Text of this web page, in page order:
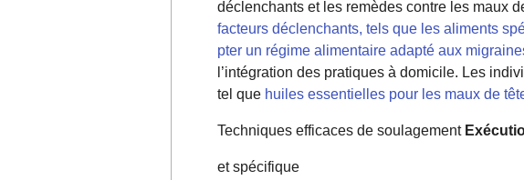
déclenchants et les remèdes contre les maux
facteurs déclenchants, tels que les aliments
pter un régime alimentaire adapté aux
l’intégration des pratiques à domicile. Les
tel que huiles essentielles pour les maux de
Techniques efficaces de soulagement
et spécifique